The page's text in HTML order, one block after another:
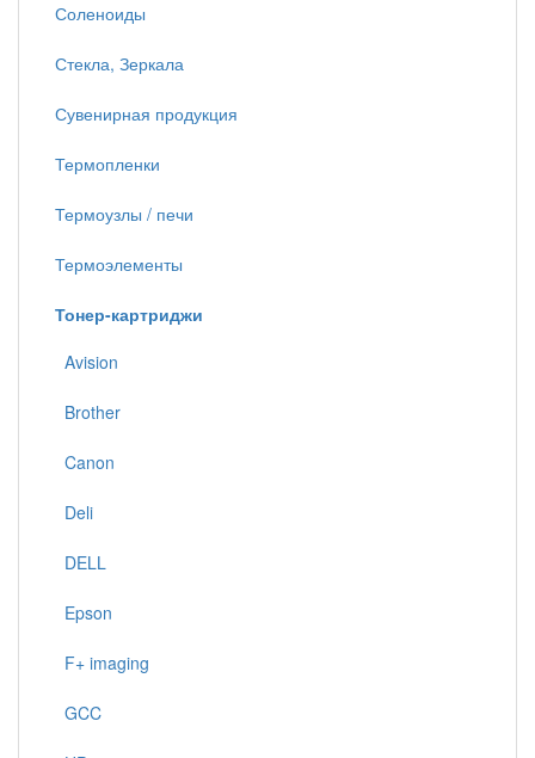
Соленоиды
Стекла, Зеркала
Сувенирная продукция
Термопленки
Термоузлы / печи
Термоэлементы
Тонер-картриджи
Avision
Brother
Canon
Deli
DELL
Epson
F+ imaging
GCC